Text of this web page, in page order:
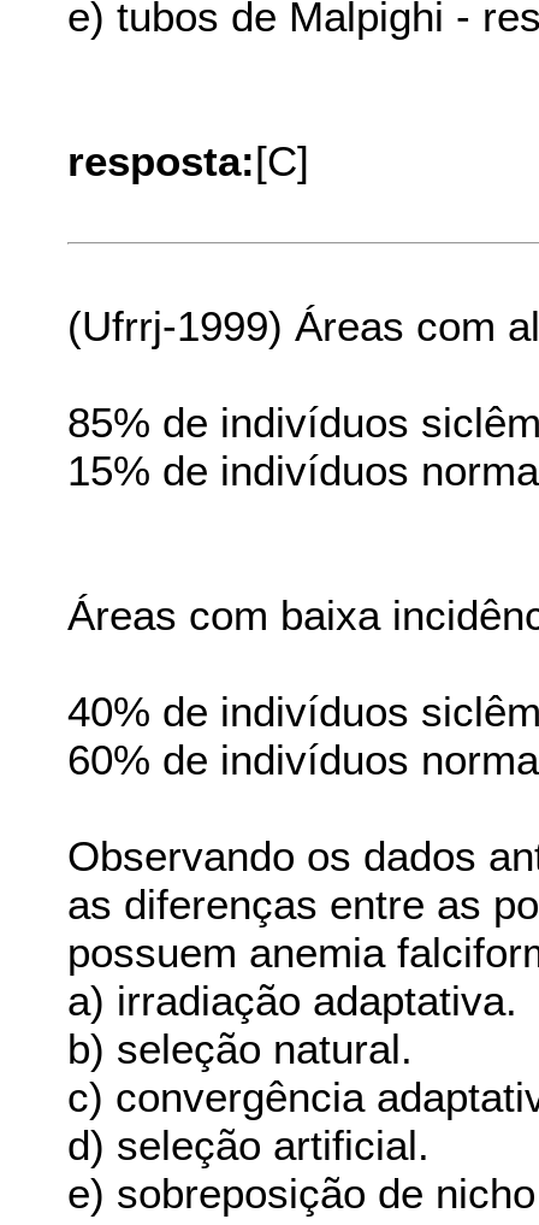
e) tubos de Malpighi -
resposta:[C]
(Ufrrj-1999) Áreas com
85% de indivíduos
15% de indivíduos
Áreas com baixa
40% de indivíduos
60% de indivíduos
Observando os dados
as diferenças entre as
possuem anemia
a) irradiação adaptativa.
b) seleção natural.
c) convergência
d) seleção artificial.
e) sobreposição de